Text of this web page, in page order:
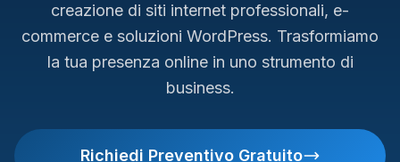
creazione di siti internet professionali, e-
commerce e soluzioni WordPress. Trasformiamo
la tua presenza online in uno strumento di
business.
Richiedi Preventivo Gratuito